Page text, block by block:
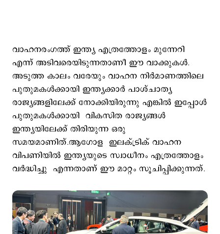
വാഹനരംഗത്ത് ഇന്ത്യ എത്രത്തോളം മുന്നേറി
എന്ന് അടിവരെയിടുന്നതാണീ ഈ വാക്കുകള്‍.
അടുത്ത കാലം വരേയും വാഹന നിര്‍മാണത്തിലെ
പുതുമകള്‍ക്കായി ഇന്ത്യക്കാര്‍ പാശ്ചാത്യ
രാജ്യങ്ങളിലേക്ക് നോക്കിയിരുന്നു എങ്കില്‍ ഇപ്പോള്‍
പുതുമകള്‍ക്കായി വികസിത രാജ്യങ്ങൾ
ഇന്ത്യയിലേക്ക് തിരിയുന്ന ഒരു
സമയമാണിത്.ആഗോള ഇലക്‌ട്രിക് വാഹന
വിപണിയിൽ ഇന്ത്യയുടെ സ്വാധീനം എത്രത്തോളം
വര്‍ദ്ധിച്ചു എന്നതാണ് ഈ മാറ്റം സൂചിപ്പിക്കുന്നത്.